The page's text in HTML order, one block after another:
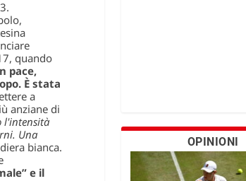
quando
pace,
È stata
a
anziane di
l'intensità
Una
bianca.
e il
OPINIONI